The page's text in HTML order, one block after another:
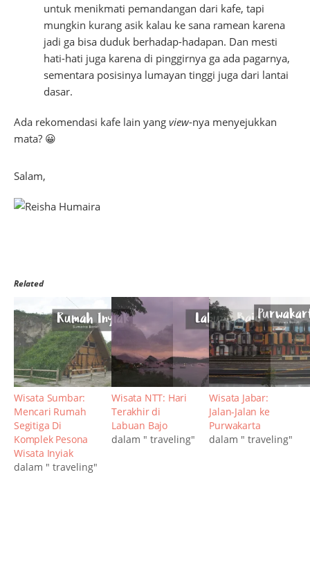
untuk menikmati pemandangan dari kafe, tapi
mungkin kurang asik kalau ke sana ramean karena
jadi ga bisa duduk berhadap-hadapan. Dan mesti
hati-hati juga karena di pinggirnya ga ada pagarnya,
sementara posisinya lumayan tinggi juga dari lantai
dasar.
Ada rekomendasi kafe lain yang view-nya menyejukkan
mata? 😀
Salam,
Related
Wisata Sumbar:
Mencari Rumah
Segitiga Di
Komplek Pesona
Wisata Inyiak
dalam " traveling"
Wisata NTT: Hari
Terakhir di
Labuan Bajo
dalam " traveling"
Wisata Jabar:
Jalan-Jalan ke
Purwakarta
dalam " traveling"